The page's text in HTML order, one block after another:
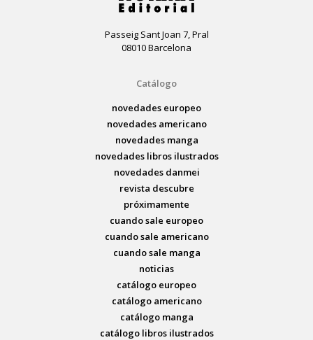
Passeig Sant Joan 7, Pral
08010 Barcelona
Catálogo
novedades europeo
novedades americano
novedades manga
novedades libros ilustrados
novedades danmei
revista descubre
próximamente
cuando sale europeo
cuando sale americano
cuando sale manga
noticias
catálogo europeo
catálogo americano
catálogo manga
catálogo libros ilustrados